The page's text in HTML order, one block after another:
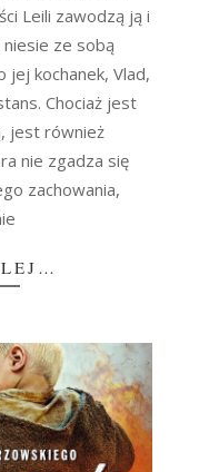
Leili zawodzą ją i
ze sobą
jej kochanek, Vlad,
Chociaż jest
jest również
nie zgadza się
zachowania,